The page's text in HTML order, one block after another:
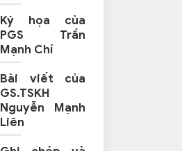
Ký họa của
PGS Trần
Mạnh Chí
Bài viết của
GS.TSKH
Nguyễn Mạnh
Liên